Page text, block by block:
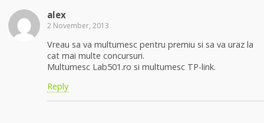
alex
2 November, 2013
Vreau sa va multumesc pentru premiu si sa va uraz la
cat mai multe concursuri.
Multumesc Lab501.ro si multumesc TP-link.
Reply